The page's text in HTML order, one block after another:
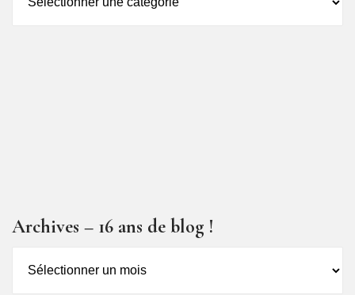
des
Archives – 16 ans de blog !